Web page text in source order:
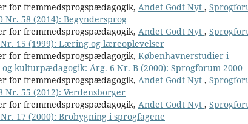
for fremmedsprogspædagogik, Andet Godt Nyt ,
58 (2014): Begyndersprog
for fremmedsprogspædagogik, Andet Godt Nyt ,
15 (1999): Læring og læreoplevelser
for fremmedsprogspædagogik, Københavnerstudier i
kulturpædagogik: Årg. 6 Nr. B (2000): Sprogforum 2000
for fremmedsprogspædagogik, Andet Godt Nyt ,
55 (2012): Verdensborger
for fremmedsprogspædagogik, Andet Godt Nyt ,
17 (2000): Brobygning i sprogfagene